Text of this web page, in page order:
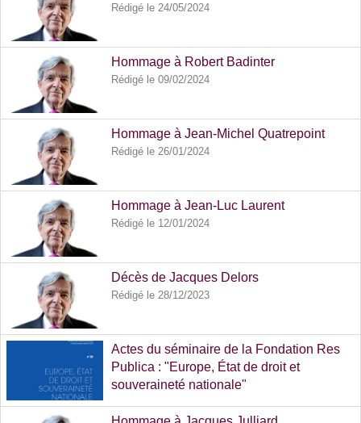
Rédigé le 24/05/2024
Hommage à Robert Badinter
Rédigé le 09/02/2024
Hommage à Jean-Michel Quatrepoint
Rédigé le 26/01/2024
Hommage à Jean-Luc Laurent
Rédigé le 12/01/2024
Décès de Jacques Delors
Rédigé le 28/12/2023
Actes du séminaire de la Fondation Res
Publica : "Europe, État de droit et
souveraineté nationale"